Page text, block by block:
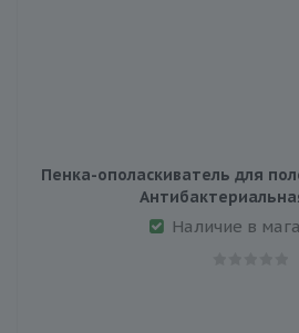
Пенка-ополаскиватель для
Наличие в